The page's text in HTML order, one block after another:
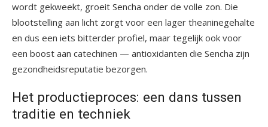
wordt gekweekt, groeit Sencha onder de volle zon. Die
blootstelling aan licht zorgt voor een lager theaninegehalte
en dus een iets bitterder profiel, maar tegelijk ook voor
een boost aan catechinen — antioxidanten die Sencha zijn
gezondheidsreputatie bezorgen.
Het productieproces: een dans tussen
traditie en techniek